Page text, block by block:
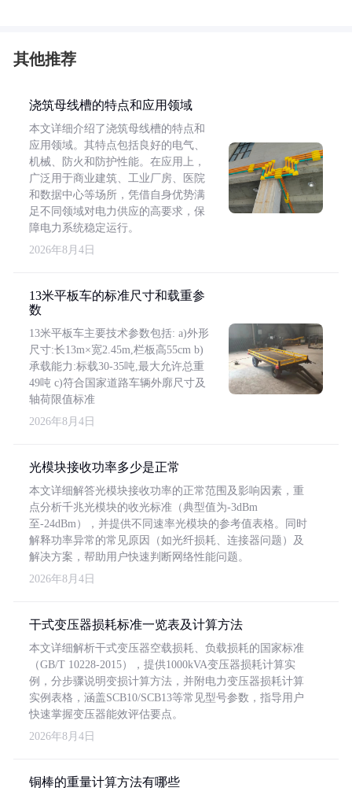
其他推荐
浇筑母线槽的特点和应用领域
本文详细介绍了浇筑母线槽的特点和
应用领域。其特点包括良好的电气、
机械、防火和防护性能。在应用上，
广泛用于商业建筑、工业厂房、医院
和数据中心等场所，凭借自身优势满
足不同领域对电力供应的高要求，保
障电力系统稳定运行。
2026年8月4日
13米平板车的标准尺寸和载重参
数
13米平板车主要技术参数包括: a)外形
尺寸:长13m×宽2.45m,栏板高55cm b)
承载能力:标载30-35吨,最大允许总重
49吨 c)符合国家道路车辆外廓尺寸及
轴荷限值标准
2026年8月4日
光模块接收功率多少是正常
本文详细解答光模块接收功率的正常范围及影响因素，重
点分析千兆光模块的收光标准（典型值为-3dBm
至-24dBm），并提供不同速率光模块的参考值表格。同时
解释功率异常的常见原因（如光纤损耗、连接器问题）及
解决方案，帮助用户快速判断网络性能问题。
2026年8月4日
干式变压器损耗标准一览表及计算方法
本文详细解析干式变压器空载损耗、负载损耗的国家标准
（GB/T 10228-2015），提供1000kVA变压器损耗计算实
例，分步骤说明变损计算方法，并附电力变压器损耗计算
实例表格，涵盖SCB10/SCB13等常见型号参数，指导用户
快速掌握变压器能效评估要点。
2026年8月4日
铜棒的重量计算方法有哪些